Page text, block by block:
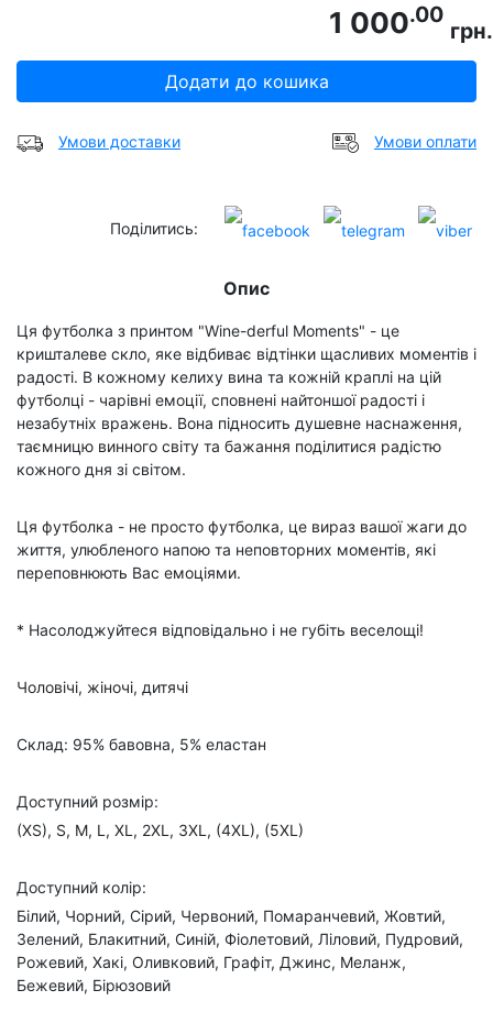
1 000.00
грн.
Додати до кошика
Умови доставки Умови оплати
Поділитись:
Опис
Ця футболка з принтом "Wine-derful Moments" - це
кришталеве скло, яке відбиває відтінки щасливих моментів і
радості. В кожному келиху вина та кожній краплі на цій
футболці - чарівні емоції, сповнені найтоншої радості і
незабутніх вражень. Вона підносить душевне наснаження,
таємницю винного світу та бажання поділитися радістю
кожного дня зі світом.
Ця футболка - не просто футболка, це вираз вашої жаги до
життя, улюбленого напою та неповторних моментів, які
переповнюють Вас емоціями.
* Насолоджуйтеся відповідально і не губіть веселощі!
Чоловічі, жіночі, дитячі
Склад: 95% бавовна, 5% еластан
Доступний розмір:
(XS), S, M, L, XL, 2XL, 3XL, (4XL), (5XL)
Доступний колір:
Білий, Чорний, Сірий, Червоний, Помаранчевий, Жовтий,
Зелений, Блакитний, Синій, Фіолетовий, Ліловий, Пудровий,
Рожевий, Хакі, Оливковий, Графіт, Джинс, Меланж,
Бежевий, Бірюзовий